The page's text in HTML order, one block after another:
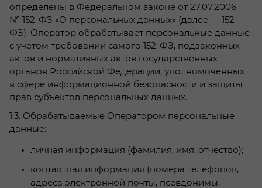
определены в Федеральном законе от 27.07.2006
№ 152-ФЗ «О персональных данных» (далее — 152-
ФЗ). Оператор обрабатывает персональные данные
с учетом требований самого 152-ФЗ, подзаконных
актов и нормативных актов государственных
органов Российской Федерации, уполномоченных
в сфере информационной безопасности и защиты
прав субъектов персональных данных.
1.3. Обрабатываемые Оператором персональные
данные:
личная информация (фамилия, имя, отчество);
контактная информация (номера телефонов,
адреса электронной почты, псевдонимы,